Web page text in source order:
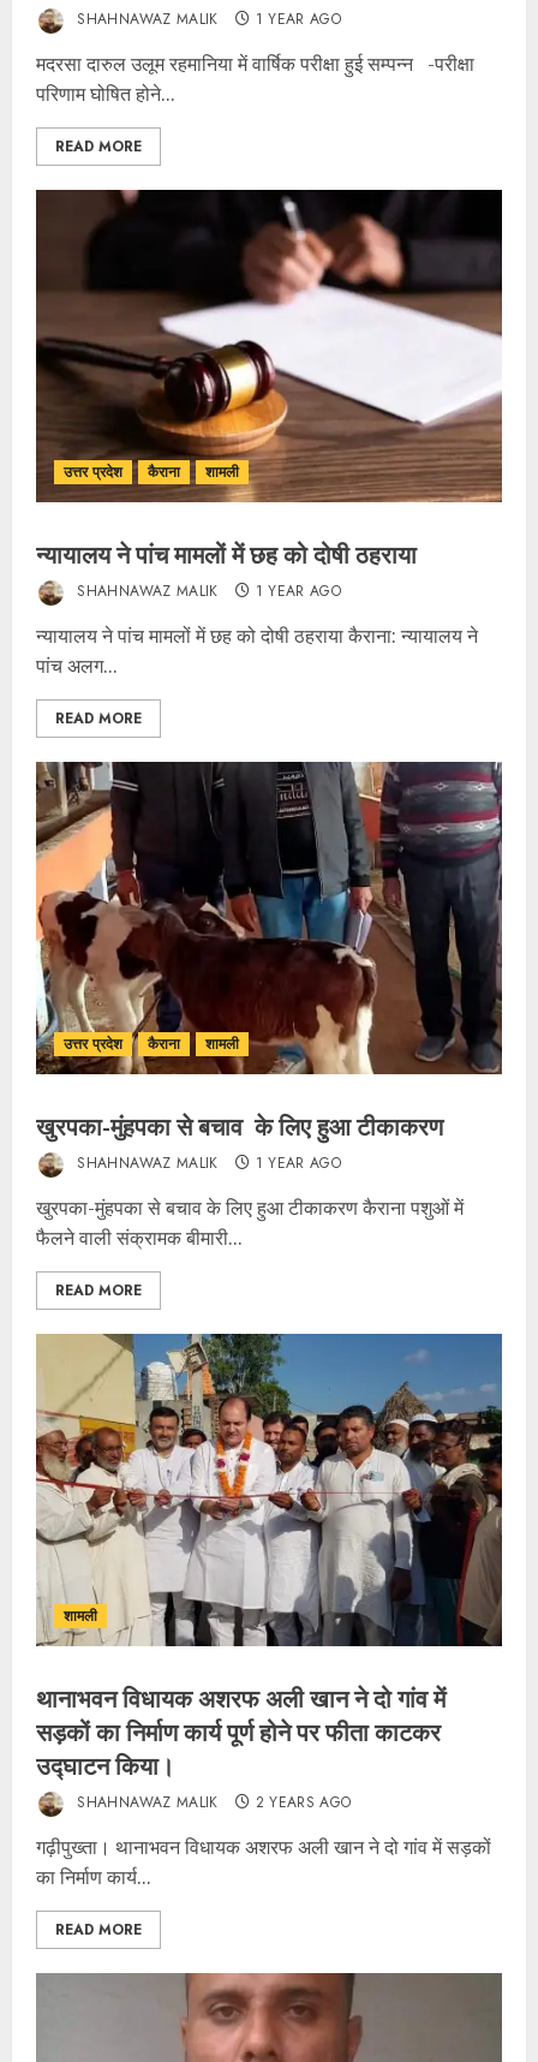
SHAHNAWAZ MALIK 1 YEAR AGO
मदरसा दारुल उलूम रहमानिया में वार्षिक परीक्षा हुई सम्पन्न -परीक्षा
परिणाम घोषित होने...
READ MORE
उत्तर प्रदेश कैराना शामली
न्यायालय ने पांच मामलों में छह को दोषी ठहराया
SHAHNAWAZ MALIK 1 YEAR AGO
न्यायालय ने पांच मामलों में छह को दोषी ठहराया कैराना: न्यायालय ने
पांच अलग...
READ MORE
उत्तर प्रदेश कैराना शामली
खुरपका-मुंहपका से बचाव के लिए हुआ टीकाकरण
SHAHNAWAZ MALIK 1 YEAR AGO
खुरपका-मुंहपका से बचाव के लिए हुआ टीकाकरण कैराना पशुओं में
फैलने वाली संक्रामक बीमारी...
READ MORE
शामली
थानाभवन विधायक अशरफ अली खान ने दो गांव में
सड़कों का निर्माण कार्य पूर्ण होने पर फीता काटकर
उद्घाटन किया।
SHAHNAWAZ MALIK 2 YEARS AGO
गढ़ीपुख्ता। थानाभवन विधायक अशरफ अली खान ने दो गांव में सड़कों
का निर्माण कार्य...
READ MORE